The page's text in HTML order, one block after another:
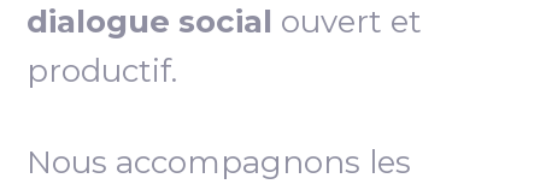
dialogue social ouvert et
productif.
Nous accompagnons les